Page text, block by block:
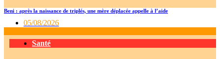
Beni : après la naissance de triplés, une mère déplacée appelle à l’aide
05/08/2026
Santé